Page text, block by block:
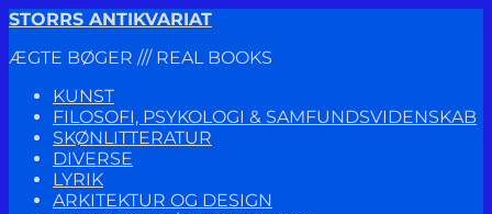
Spring
navigation
Spring
indhold
STORRS ANTIKVARIAT
ÆGTE BØGER /// REAL BOOKS
KUNST
FILOSOFI, PSYKOLOGI & SAMFUNDSVIDENSKAB
SKØNLITTERATUR
DIVERSE
LYRIK
ARKITEKTUR OG DESIGN